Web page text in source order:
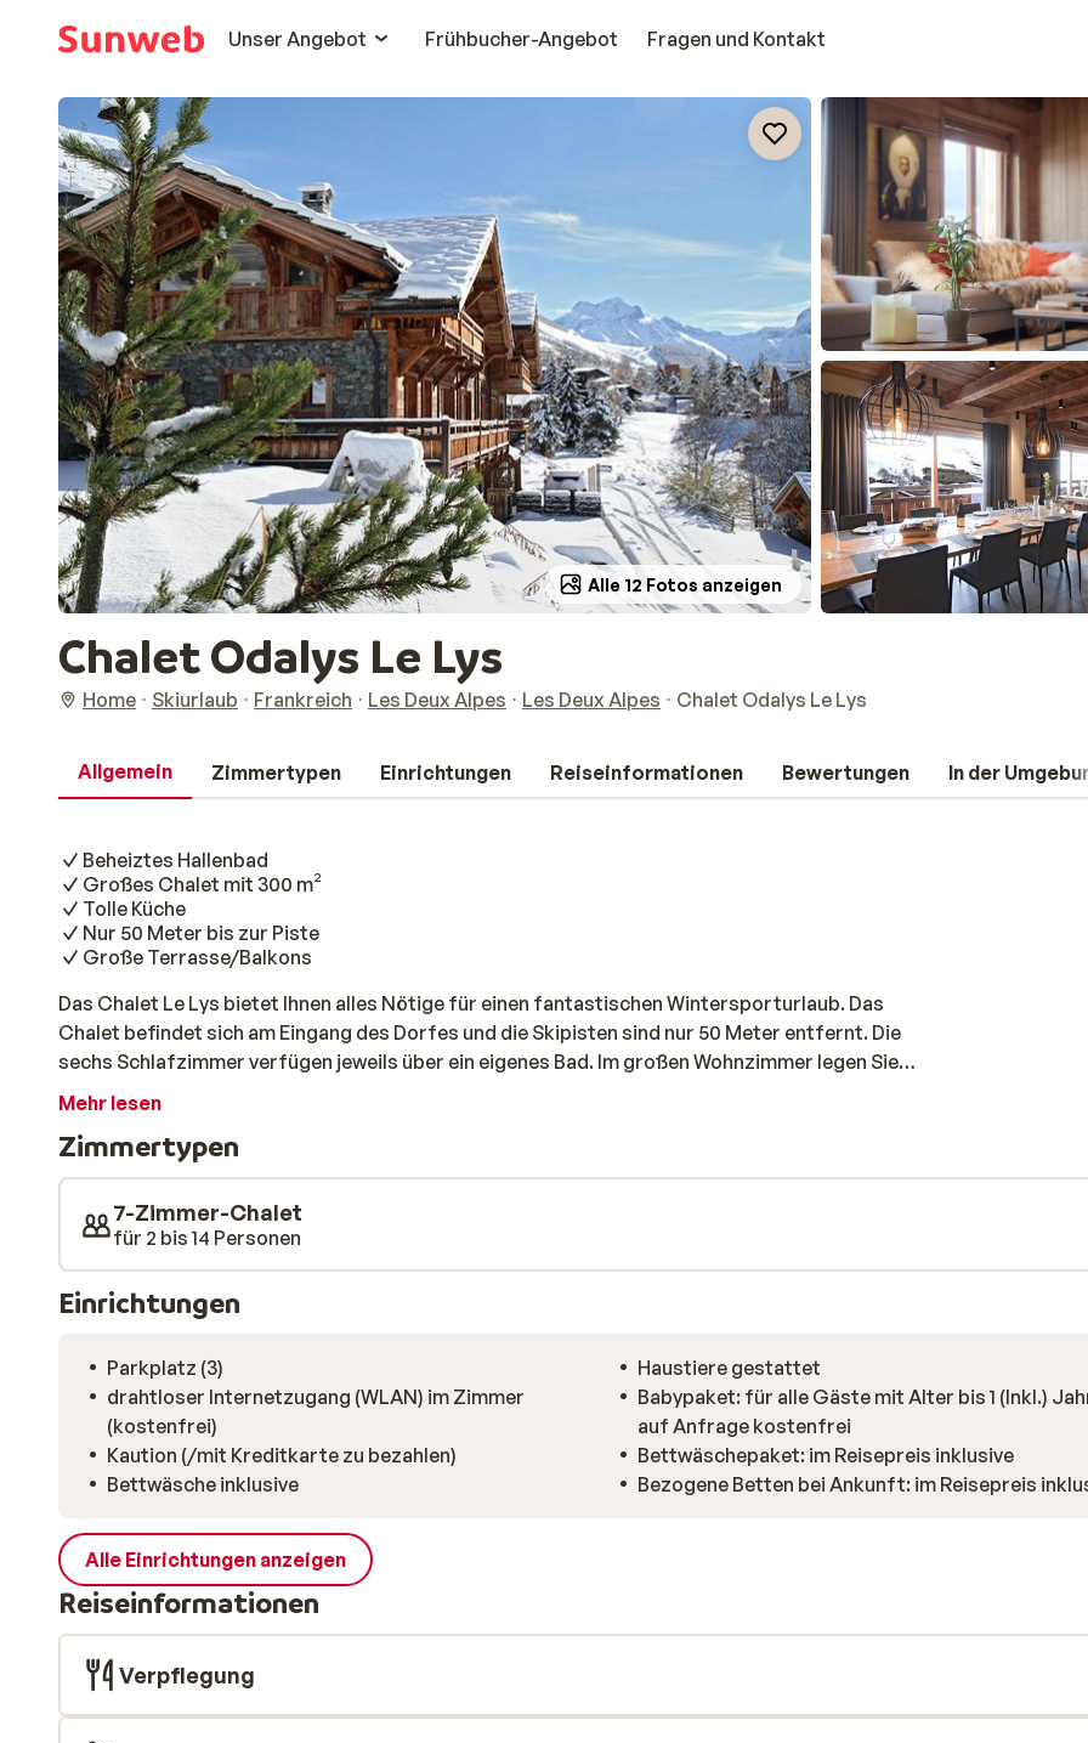
Unser Angebot
Frühbucher-Angebot Fragen und Kontakt
Alle 12 Fotos anzeigen
Chalet Odalys Le Lys
Home Skiurlaub Frankreich Les Deux Alpes Les Deux Alpes Chalet Odalys Le Lys
Allgemein Zimmertypen Einrichtungen Reiseinformationen Bewertungen In der
Beheiztes Hallenbad
Großes Chalet mit 300 m²
Tolle Küche
Nur 50 Meter bis zur Piste
Große Terrasse/Balkons
Das Chalet Le Lys bietet Ihnen alles Nötige für einen fantastischen Wintersporturlaub. Das
Chalet befindet sich am Eingang des Dorfes und die Skipisten sind nur 50 Meter entfernt. Die
sechs Schlafzimmer verfügen jeweils über ein eigenes Bad. Im großen Wohnzimmer legen Sie
sich auf die weiche Couch, wärmen sich am Kamin auf und setzen sich zum Essen zusammen.
Mehr lesen
Zimmertypen
7-Zimmer-Chalet
für 2 bis 14 Personen
Einrichtungen
Parkplatz (3)
drahtloser Internetzugang (WLAN) im Zimmer
(kostenfrei)
Kaution (/mit Kreditkarte zu bezahlen)
Bettwäsche inklusive
Haustiere gestattet
Babypaket: für alle Gäste mit Alter bis 1 (Inkl.)
auf Anfrage kostenfrei
Bettwäschepaket: im Reisepreis inklusive
Bezogene Betten bei Ankunft: im Reisepreis
Alle Einrichtungen anzeigen
Reiseinformationen
Verpflegung